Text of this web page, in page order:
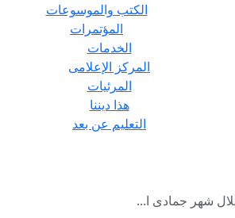
الكتب والموسوعات
المؤتمرات
الخدمات
المركز الإعلامى
المرئيات
هذا ديننا
التعليم عن بعد
شهر جمادى ا...